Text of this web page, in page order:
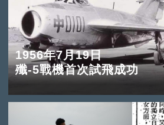
1956年7月19日
殲-5戰機首次試飛成功